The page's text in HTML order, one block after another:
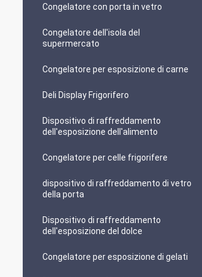
Congelatore con porta in vetro
Congelatore dell'isola del
supermercato
Congelatore per esposizione di carne
Deli Display Frigorifero
Dispositivo di raffreddamento
dell'esposizione dell'alimento
Congelatore per celle frigorifere
dispositivo di raffreddamento di vetro
della porta
Dispositivo di raffreddamento
dell'esposizione del dolce
Congelatore per esposizione di gelati